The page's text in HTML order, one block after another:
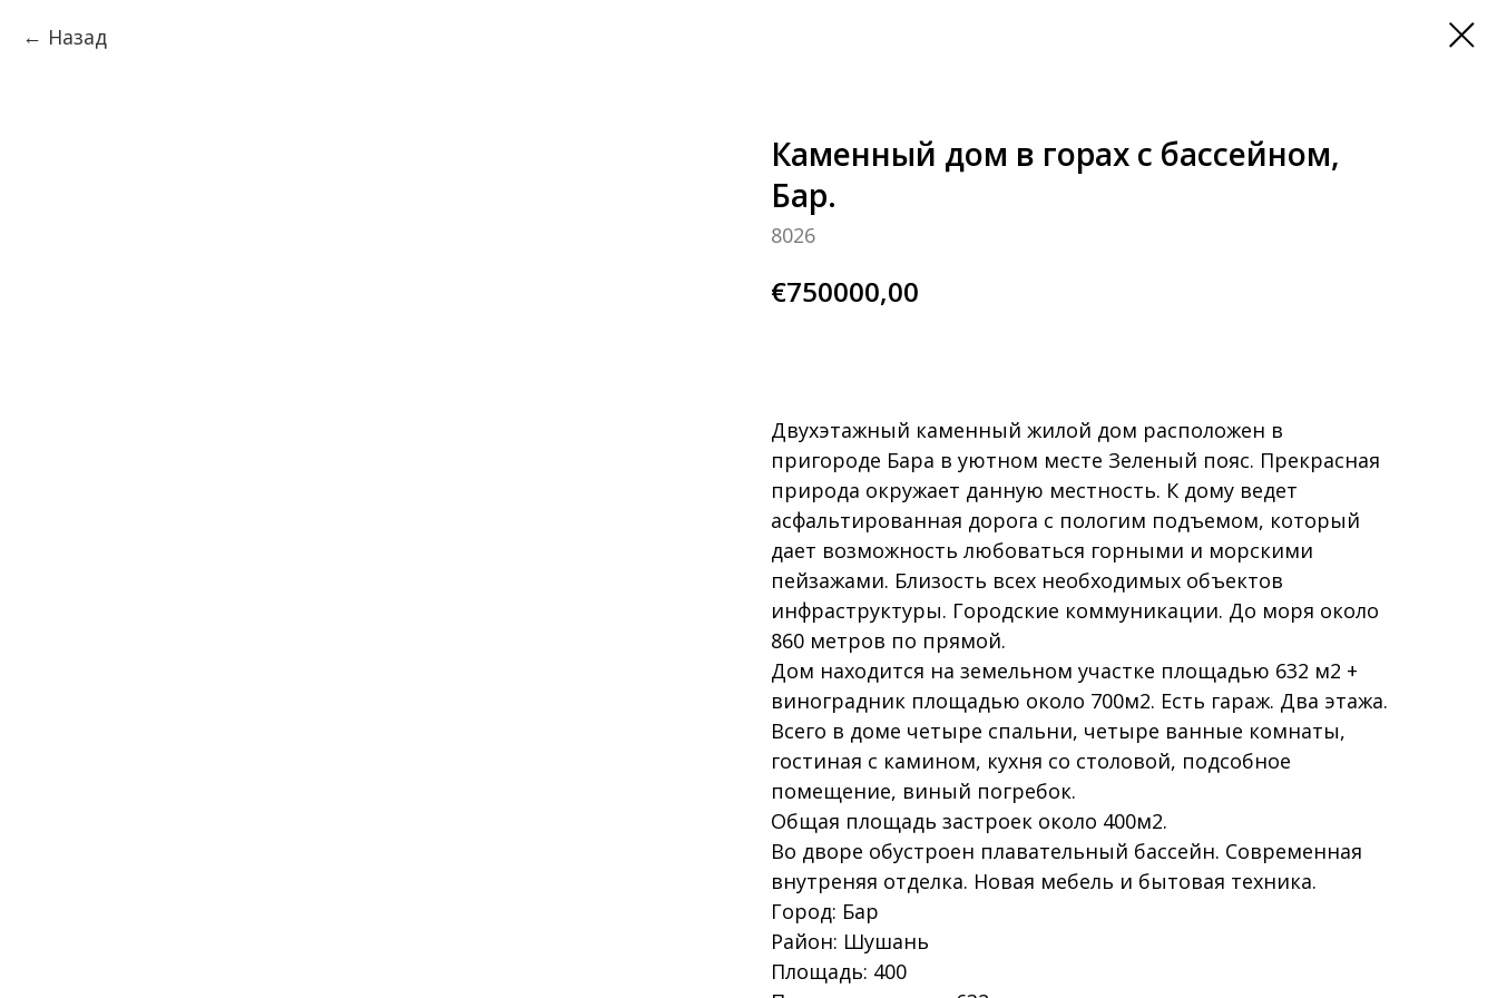
Назад
Каменный дом в горах с бассейном,
Бар.
8026
€750000,00
Двухэтажный каменный жилой дом расположен в
пригороде Бара в уютном месте Зеленый пояс. Прекрасная
природа окружает данную местность. К дому ведет
асфальтированная дорога с пологим подъемом, который
дает возможность любоваться горными и морскими
пейзажами. Близость всех необходимых объектов
инфраструктуры. Городские коммуникации. До моря около
860 метров по прямой.
Дом находится на земельном участке площадью 632 м2 +
виноградник площадью около 700м2. Есть гараж. Два этажа.
Всего в доме четыре спальни, четыре ванные комнаты,
гостиная с камином, кухня со столовой, подсобное
помещение, виный погребок.
Общая площадь застроек около 400м2.
Во дворе обустроен плавательный бассейн. Современная
внутреняя отделка. Новая мебель и бытовая техника.
Город: Бар
Район: Шушань
Площадь: 400